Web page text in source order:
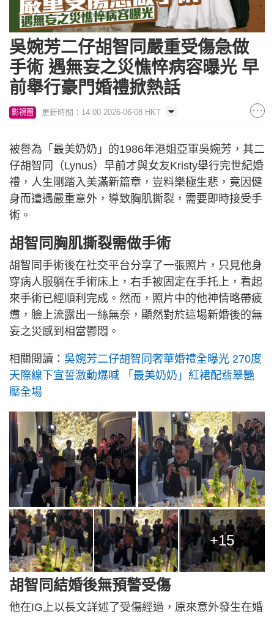
吳婉芳二仔胡智同嚴重受傷急做
手術 遇無妄之災憔悴病容曝光 早
前舉行豪門婚禮掀熱話
影視圈 更新時間：14:00 2026-06-08 HKT
被譽為「最美奶奶」的1986年港姐亞軍吳婉芳，其二
仔胡智同（Lynus）早前才與女友Kristy舉行完世紀婚
禮，人生剛踏入美滿新篇章，豈料樂極生悲，竟因健
身而遭遇嚴重意外，導致胸肌撕裂，需要即時接受手
術。
胡智同胸肌撕裂需做手術
胡智同手術後在社交平台分享了一張照片，只見他身
穿病人服躺在手術床上，右手被固定在手托上，看起
來手術已經順利完成。然而，照片中的他神情略帶疲
憊，臉上流露出一絲無奈，顯然對於這場新婚後的無
妄之災感到相當鬱悶。
相關閱讀： 吳婉芳二仔胡智同奢華婚禮全曝光 270度
天際線下宣誓激動爆喊 「最美奶奶」紅裙配翡翠艷
壓全場
+15
胡智同結婚後無預警受傷
他在IG上以長文詳述了受傷經過，原來意外發生在婚